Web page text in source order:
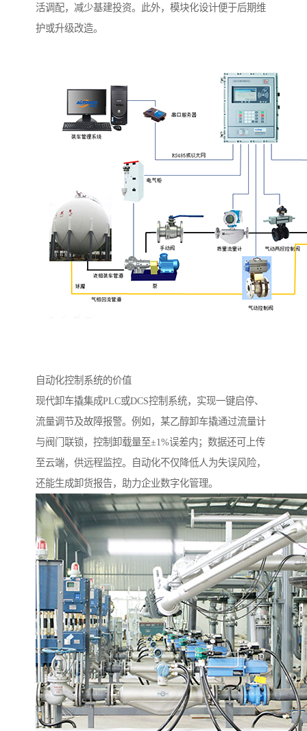
活调配，减少基建投资。此外，模块化设计便于后期维
护或升级改造。
自动化控制系统的价值
现代卸车撬集成PLC或DCS控制系统，实现一键启停、
流量调节及故障报警。例如，某乙醇卸车撬通过流量计
与阀门联锁，控制卸载量至±1%误差内；数据还可上传
至云端，供远程监控。自动化不仅降低人为失误风险，
还能生成卸货报告，助力企业数字化管理。